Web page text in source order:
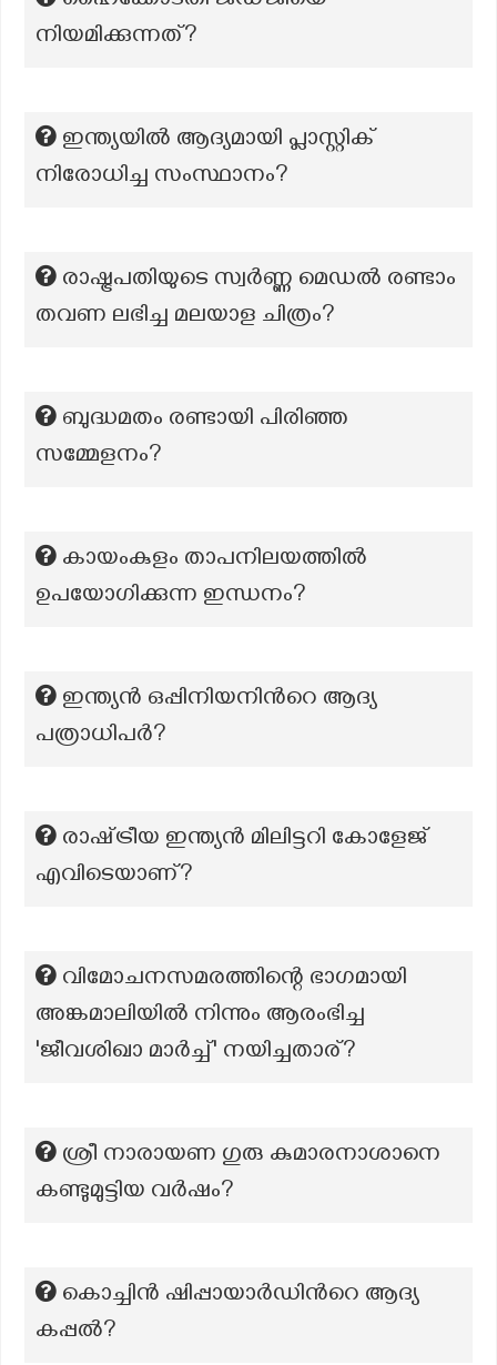
നിയമിക്കുന്നത്?
ഇന്ത്യയിൽ ആദ്യമായി പ്ലാസ്റ്റിക്
നിരോധിച്ച സംസ്ഥാനം?
രാഷ്ട്രപതിയുടെ സ്വര്‍ണ്ണ മെഡല്‍ രണ്ടാം
തവണ ലഭിച്ച മലയാള ചിത്രം?
ബുദ്ധമതം രണ്ടായി പിരിഞ്ഞ
സമ്മേളനം?
കായംകുളം താപനിലയത്തിൽ
ഉപയോഗിക്കുന്ന ഇന്ധനം?
ഇന്ത്യൻ ഒപ്പിനിയനിൻറെ ആദ്യ
പത്രാധിപർ?
രാഷ്‌ട്രീയ ഇന്ത്യൻ മിലിട്ടറി കോളേജ്
എവിടെയാണ്?
വിമോചനസമരത്തിന്റെ ഭാഗമായി
അങ്കമാലിയിൽ നിന്നും ആരംഭിച്ച
'ജീവശിഖാ മാർച്ച്' നയിച്ചതാര്?
ശ്രീ നാരായണ ഗുരു കുമാരനാശാനെ
കണ്ടുമുട്ടിയ വർഷം?
കൊച്ചിൻ ഷിപ്പായാർഡിന്‍റെ ആദ്യ
കപ്പൽ?